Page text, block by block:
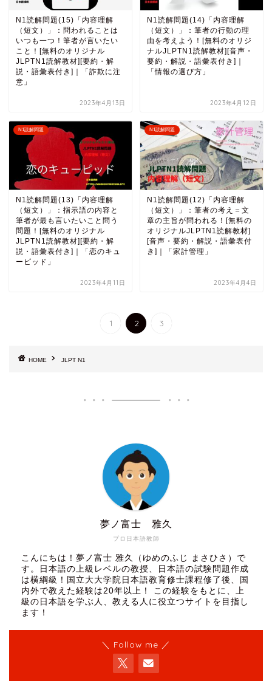
N1読解問題(15)「内容理解
（短文）」：問われることは
いつも一つ！筆者が言いたい
こと！[無料のオリジナル
JLPTN1読解教材][要約・解
説・語彙表付き]｜「詐欺に注
意」
2023年4月13日
N1読解問題(14)「内容理解
（短文）」：筆者の行動の理
由を考えよう！[無料のオリジ
ナルJLPTN1読解教材][音声・
要約・解説・語彙表付き]｜
「情報の選び方」
2023年4月12日
N1読解問題
N1読解問題(13)「内容理解
（短文）」：指示語の内容と
筆者が最も言いたいこと問う
問題！[無料のオリジナル
JLPTN1読解教材][要約・解
説・語彙表付き]｜「恋のキュ
ーピッド」
2023年4月11日
N1読解問題
N1読解問題(12)「内容理解
（短文）」：筆者の考え＝文
章の主旨が問われる！[無料の
オリジナルJLPTN1読解教材]
[音声・要約・解説・語彙表付
き]｜「家計管理」
2023年4月4日
1 2 3
HOME JLPT N1
プロ日本語教師
夢ノ富士 雅久
こんにちは！夢ノ富士 雅久（ゆめのふじ まさひさ）で
す。日本語の上級レベルの教授、日本語の試験問題作成
は横綱級！国立大大学院日本語教育修士課程修了後、国
内外で教えた経験は20年以上！ この経験をもとに、上
級の日本語を学ぶ人、教える人に役立つサイトを目指し
ます！
＼ Follow me ／